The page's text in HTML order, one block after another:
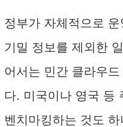
정부가 자체적으로
기밀 정보를 제외한
어서는 민간 클라우
다. 미국이나 영국 등
벤치마킹하는 것도